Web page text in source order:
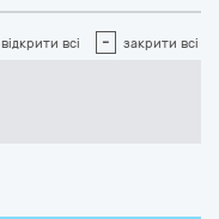
відкрити всі - закрити всі